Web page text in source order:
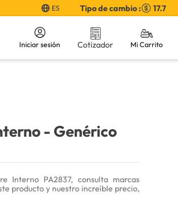
ES Tipo de cambio : 17.7
Iniciar sesión Cotizador
- Genérico
Interno PA2837, consulta marcas
producto y nuestro increíble precio,